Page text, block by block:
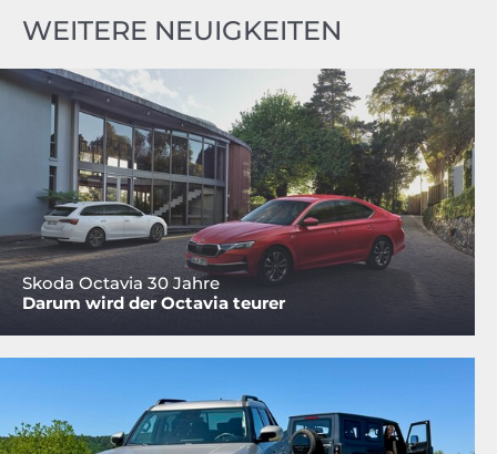
WEITERE NEUIGKEITEN
Skoda Octavia 30 Jahre
Darum wird der Octavia teurer